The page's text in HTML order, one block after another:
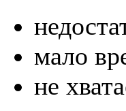
мало
не